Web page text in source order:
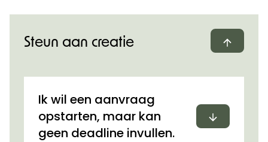
Steun aan creatie
Ik wil een aanvraag
opstarten, maar kan
geen deadline invullen.
Uitvouwen